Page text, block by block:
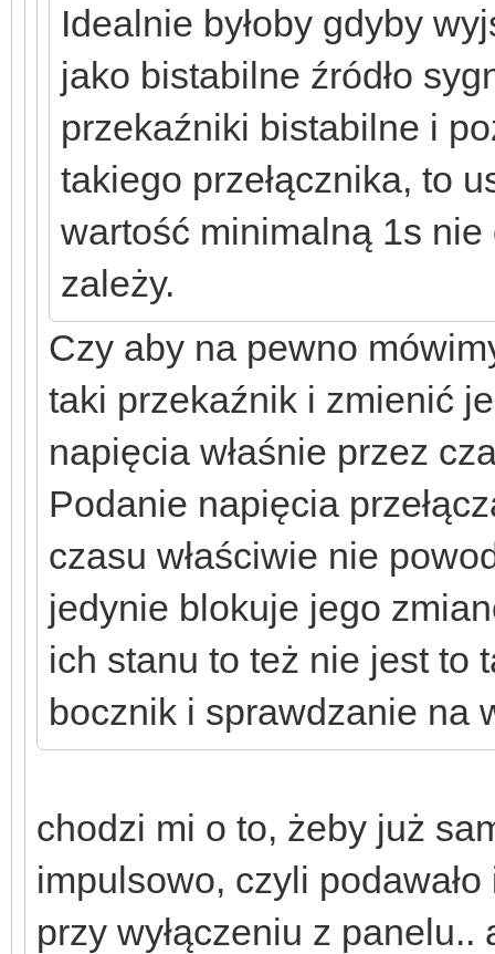
Idealnie byłoby gdyby
jako bistabilne źródło
przekaźniki bistabilne i
takiego przełącznika, to
wartość minimalną 1s
zależy.
Czy aby na pewno
taki przekaźnik i zmienić
napięcia właśnie przez
Podanie napięcia
czasu właściwie nie
jedynie blokuje jego
ich stanu to też nie jest to
bocznik i sprawdzanie na
chodzi mi o to, żeby już
impulsowo, czyli
przy wyłączeniu z